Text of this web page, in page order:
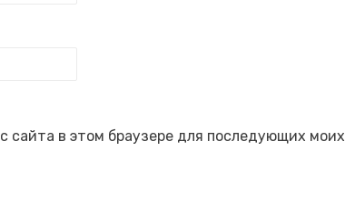
сайта в этом браузере для последующих моих